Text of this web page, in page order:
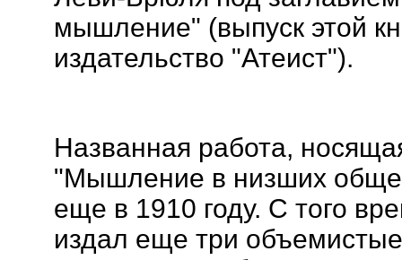
мышление" (выпуск этой
издательство "Атеист").
Названная работа,
"Мышление в низших
еще в 1910 году. С того
издал еще три